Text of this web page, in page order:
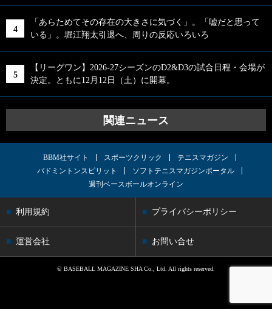
「あらためてその存在の大きさに気づく」。「嘘だと思って
いる」。堀江翔太引退へ、周りの反応いろいろ
【リーグワン】2026-27シーズンのD2&D3の試合日程・会場が
決定。ともに12月12日（土）に開幕。
関連ニュース
BBM社サイト スポーツクリック
テニスマガジン
バドミントンスピリット
ソフトテニスマガジンポータル
週刊ベースボールオンライン
利用規約 プライバシーポリシー
運営会社 お問い合せ
© BASEBALL MAGAZINE SHA Co., Ltd. All rights reserved.